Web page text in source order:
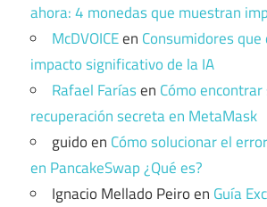
ahora: 4 monedas que muestran
McDVOICEen Consumidores que
impacto significativo de la IA
Rafael Faríasen Cómo
recuperación secreta en MetaMask
guidoen Cómo solucionar el
en PancakeSwap ¿Qué es?
Ignacio Mellado Peiroen Guía